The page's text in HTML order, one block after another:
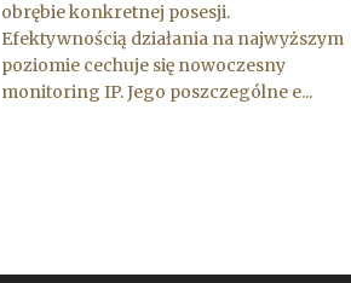
obrębie konkretnej posesji.
Efektywnością działania na najwyższym
poziomie cechuje się nowoczesny
monitoring IP. Jego poszczególne e...